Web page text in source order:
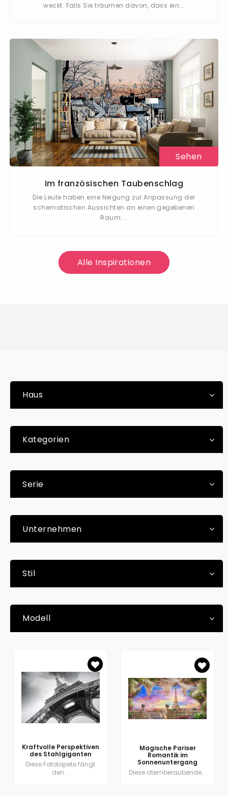
weckt. Falls Sie träumen davon, dass ein...
Sehen
Im französischen Taubenschlag
Die Leute haben eine Neigung zur Anpassung der
schematischen Aussichten an einen gegebenen
Raum....
Alle Inspirationen
Haus
Kategorien
Serie
Unternehmen
Stil
Modell
Kraftvolle Perspektiven
des Stahlgiganten
Diese Fototapete fängt
den...
Magische Pariser
Romantik im
Sonnenuntergang
Diese atemberaubende...